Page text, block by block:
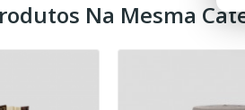
Na Mesma